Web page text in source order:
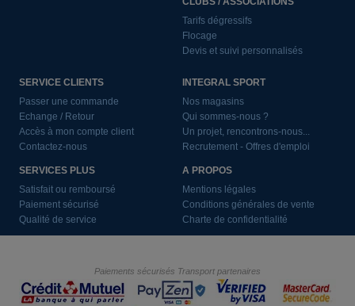
Tarifs dégressifs
Flocage
Devis et suivi personnalisés
SERVICE CLIENTS
Passer une commande
Echange / Retour
Accès à mon compte client
Contactez-nous
SERVICES PLUS
Satisfait ou remboursé
Paiement sécurisé
Qualité de service
INTEGRAL SPORT
Nos magasins
Qui sommes-nous ?
Un projet, rencontrons-nous...
Recrutement - Offres d'emploi
A PROPOS
Mentions légales
Conditions générales de vente
Charte de confidentialité
Paiements sécurisés Transport partenaires